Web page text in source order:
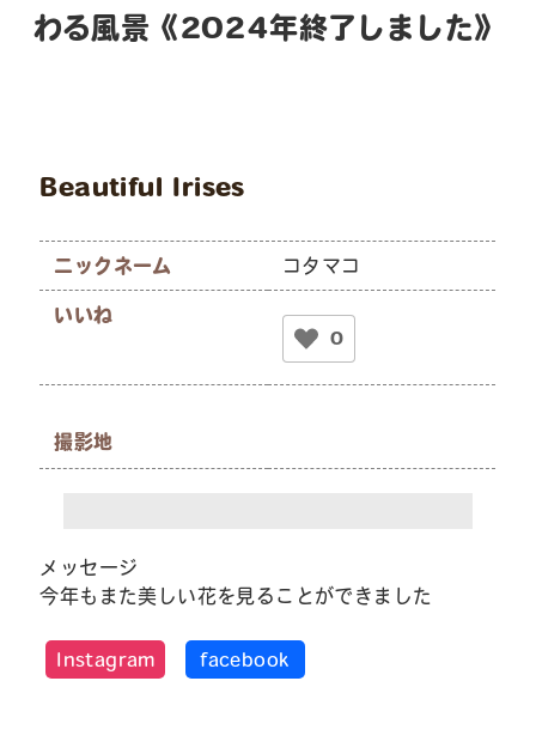
わる風景《2024年終了しました》
Beautiful Irises
ニックネーム コタマコ
いいね
0
撮影地
メッセージ
今年もまた美しい花を見ることができました
Instagram facebook